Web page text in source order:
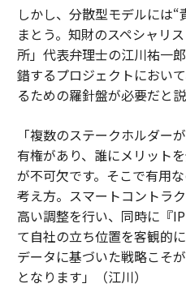
しかし、分散型モデルには
まとう。知財のスペシャリ
所」代表弁理士の江川祐一
錯するプロジェクトにおい
るための羅針盤が必要だと説
「複数のステークホルダー
有権があり、誰にメリット
が不可欠です。そこで有用
考え方。スマートコントラ
高い調整を行い、同時に『
て自社の立ち位置を客観的
データに基づいた戦略こそ
となります」（江川）